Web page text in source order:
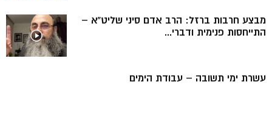
מבצע חרבות ברזל: הרב אדם סיני שליט”א –
התייחסות פנימית ודברי...
עשרת ימי תשובה – עבודת הימים